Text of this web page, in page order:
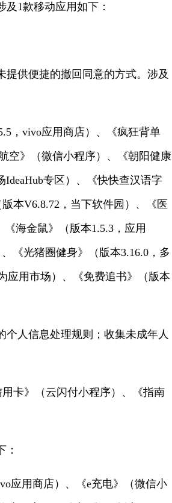
1款移动应用如下：
供便捷的撤回同意的方式。涉及
，vivo应用商店）、《疯狂背单
空》（微信小程序）、《朝阳健康
专区）、《快快查汉语字
本V6.8.72，当下软件园）、《医
海金鼠》（版本1.5.3，应用
《光猪圈健身》（版本3.16.0，多
应用市场）、《免费追书》（版本
人信息处理规则；收集未成年人
用卡》（云闪付小程序）、《指南
应用商店）、《e充电》（微信小